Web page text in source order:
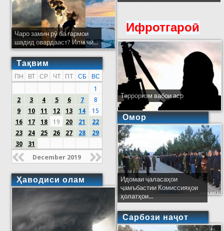
Чаро замин рӯ ба гармои
шадид овардааст? Илм чӣ...
Тақвим
ПН ВТ СР ЧТ ПТ СБ
ВС
1
2
3 4 5 6 7
8
9
10 11 12 13 14
15
16
17 18 19 20 21
22
23
24 25 26 27 28
29
30
31
December 2019
Ҳаводиси олам
Ифротгароӣ
Терроризм вабои аср
Омор
Идомаи ҷаласаҳои
ҷамъбастии Комиссияҳои
ҳолатҳои...
Сарбози наҷот